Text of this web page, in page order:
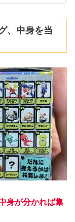
、中身を当
身が分かれば集